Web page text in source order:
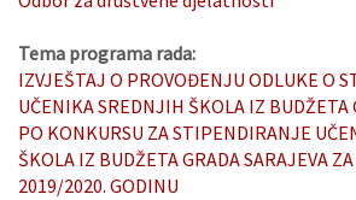
Tema programa rada:
IZVJEŠTAJ O PROVOĐENJU ODLUKE O
UČENIKA SREDNJIH ŠKOLA IZ BUDŽETA
PO KONKURSU ZA STIPENDIRANJE
ŠKOLA IZ BUDŽETA GRADA SARAJEVA
2019/2020. GODINU